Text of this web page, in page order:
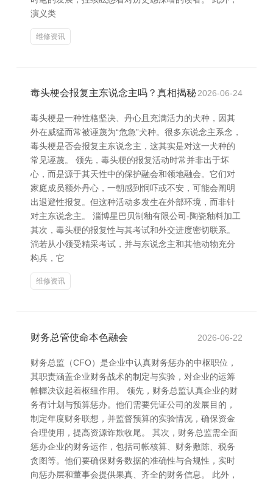
演义类
维修资讯
毒头梗会报复主东说念主吗？真相揭秘2026-06-24
毒头梗是一种性格坚决、丹心且充满活力的犬种，因其
外在威猛而常被诬蔑为“危急”犬种。很多东说念主系念，
毒头梗是否会报复主东说念主，这其实是对这一犬种的
常见诬蔑。 领先，毒头梗的报复活动时常并非出于坏
心，而是源于其天性中的保护融会和领地融会。它们对
家庭成员额外丹心，一朝感到恫吓或不安，可能会阐明
出退避性报复。但这种活动多发生在外部环境，而非针
对主东说念主。 淄博星巴贝制釉有限公司-陶瓷釉料加工
其次，毒头梗的报复性与其考试和外交进度密切联系。
淌若从小领受精采考试，并与东说念主和其他动物充分
构兵，它
维修资讯
财务总管使命本色融会 2026-06-22
财务总监（CFO）是企业中认真财务惩办的中枢职位，
其职责涵盖企业财务战术的制定与实验，对企业的运筹
帷幄决议起着枢纽作用。 领先，财务总监认真企业的财
务有计划与预算惩办。他们需要凭证公司的发展目的，
制定年度财务联想，并监督预算的实验情况，确保资金
合理使用，提高资源诈欺收尾。 其次，财务总监需全面
惩办企业的财务运作，包括司帐核算、财务敷陈、税务
贪图等。他们要确保财务数据的准确性与合规性，实时
向惩办层和董事会提供果真、齐全的财务信息。 此外，